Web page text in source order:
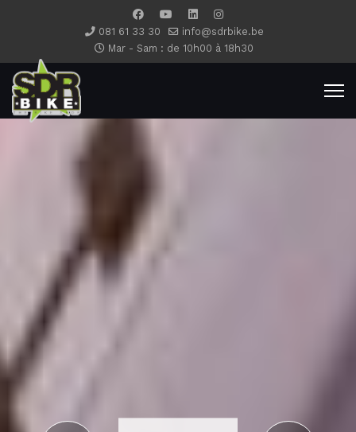
081 61 33 30
info@sdrbike.be
Mar - Sam : de 10h00 à 18h30